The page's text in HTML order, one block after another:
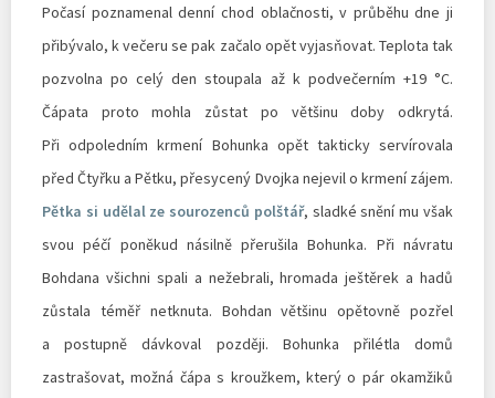
Počasí poznamenal denní chod oblačnosti, v průběhu dne ji
přibývalo, k večeru se pak začalo opět vyjasňovat. Teplota tak
pozvolna po celý den stoupala až k podvečerním +19 °C.
Čápata proto mohla zůstat po většinu doby odkrytá.
Při odpoledním krmení Bohunka opět takticky servírovala
před Čtyřku a Pětku, přesycený Dvojka nejevil o krmení zájem.
Pětka si udělal ze sourozenců polštář, sladké snění mu však
svou péčí poněkud násilně přerušila Bohunka. Při návratu
Bohdana všichni spali a nežebrali, hromada ještěrek a hadů
zůstala téměř netknuta. Bohdan většinu opětovně pozřel
a postupně dávkoval později. Bohunka přilétla domů
zastrašovat, možná čápa s kroužkem, který o pár okamžiků